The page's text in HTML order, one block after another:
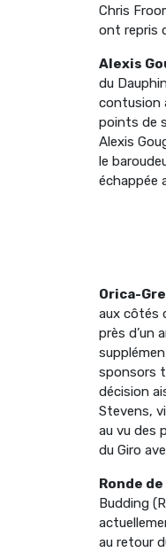
Chris
ont repris
Alexis
du
contusion
points de
Alexis
le
échappée
Orica-
aux côtés
près d’un
sponsors
décision
Stevens,
au vu des
du Giro
Ronde de
Budding
au retour